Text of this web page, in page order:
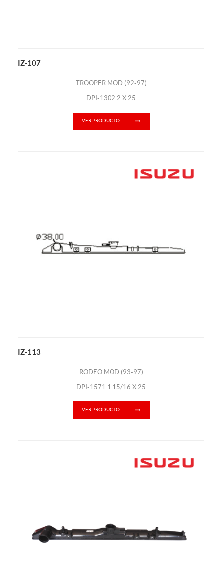
IZ-107
TROOPER MOD (92-97)
DPI-1302 2 X 25
VER PRODUCTO
IZ-113
RODEO MOD (93-97)
DPI-1571 1 15/16 X 25
VER PRODUCTO